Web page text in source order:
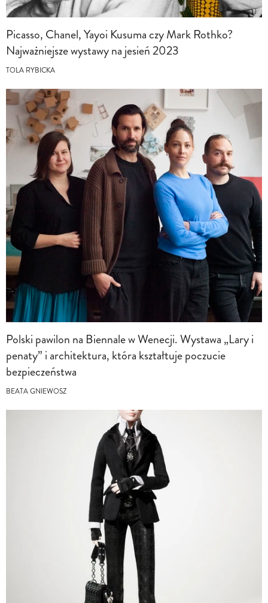
Picasso, Chanel, Yayoi Kusuma czy Mark Rothko?
Najważniejsze wystawy na jesień 2023
TOLA RYBICKA
Polski pawilon na Biennale w Wenecji. Wystawa „Lary i
penaty” i architektura, która kształtuje poczucie
bezpieczeństwa
BEATA GNIEWOSZ